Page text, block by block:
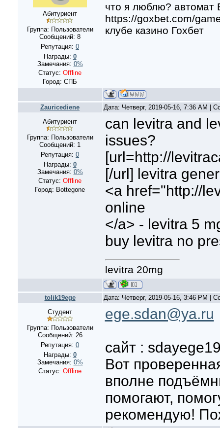
Абитуриент
Группа: Пользователи
Сообщений: 8
Репутация: 0
Награды: 0
Замечания: 0%
Статус: Offline
Город: СПБ
что я люблю? автомат
https://goxbet.com/
клубе казино Гохбет
Zauricediene
Дата: Четверг, 2019-05-16, 7:36 AM |
Абитуриент
Группа: Пользователи
Сообщений: 1
Репутация: 0
Награды: 0
Замечания: 0%
Статус: Offline
Город: Bottegone
can levitra and
issues?
[url=http://
[/url] levitra
<a href="http://
online
</a> - levitra 5
buy levitra no
levitra 20mg
tolik19ege
Дата: Четверг, 2019-05-16, 3:46 PM |
Студент
Группа: Пользователи
Сообщений: 26
Репутация: 0
Награды: 0
Замечания: 0%
Статус: Offline
ege.sdan@ya.ru
сайт :
Вот
вполне
помогают,
рекомендую!